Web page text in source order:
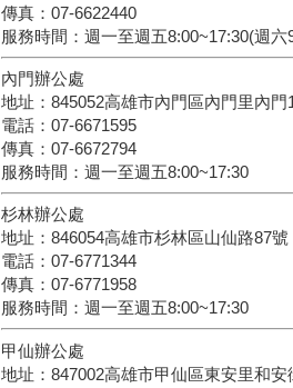
傳真：07-6622440
服務時間：週一至週五8:00~17:30(週六
內門辦公處
地址：845052高雄市內門區內門里內門
電話：07-6671595
傳真：07-6672794
服務時間：週一至週五8:00~17:30
杉林辦公處
地址：846054高雄市杉林區山仙路87號
電話：07-6771344
傳真：07-6771958
服務時間：週一至週五8:00~17:30
甲仙辦公處
地址：847002高雄市甲仙區東安里和安